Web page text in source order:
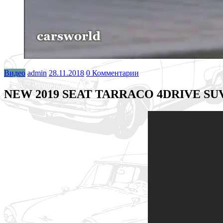
Видео admin 28.11.2018 0 Комментарии
NEW 2019 SEAT TARRACO 4DRIVE